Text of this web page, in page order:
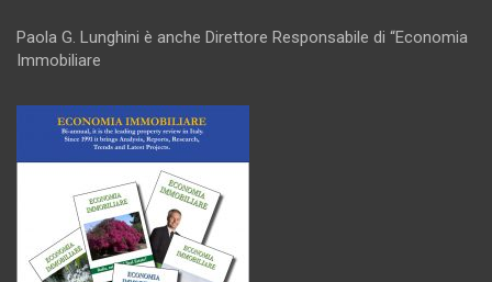
Paola G. Lunghini è anche Direttore Responsabile di “Economia
Immobiliare